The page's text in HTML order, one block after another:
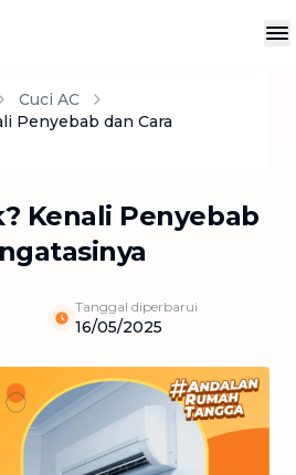
Cuci AC
Penyebab dan Cara
Kenali Penyebab
Tanggal diperbarui
16/05/2025